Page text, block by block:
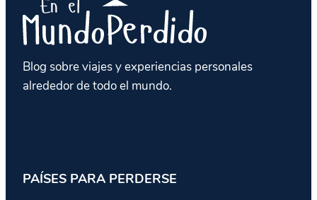
Blog sobre viajes y experiencias personales
alrededor de todo el mundo.
PAÍSES PARA PERDERSE